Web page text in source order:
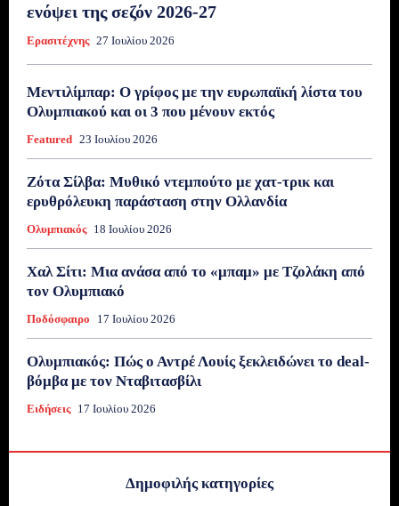
ενόψει της σεζόν 2026-27
Ερασιτέχνης 27 Ιουλίου 2026
Μεντιλίμπαρ: Ο γρίφος με την ευρωπαϊκή λίστα του
Ολυμπιακού και οι 3 που μένουν εκτός
Featured 23 Ιουλίου 2026
Ζότα Σίλβα: Μυθικό ντεμπούτο με χατ-τρικ και
ερυθρόλευκη παράσταση στην Ολλανδία
Ολυμπιακός 18 Ιουλίου 2026
Χαλ Σίτι: Μια ανάσα από το «μπαμ» με Τζολάκη από
τον Ολυμπιακό
Ποδόσφαιρο 17 Ιουλίου 2026
Ολυμπιακός: Πώς ο Αντρέ Λουίς ξεκλειδώνει το deal-
βόμβα με τον Νταβιτασβίλι
Ειδήσεις 17 Ιουλίου 2026
Δημοφιλής κατηγορίες